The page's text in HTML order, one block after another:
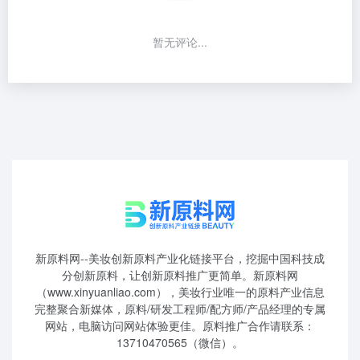
暂无评论...
新原料网--美妆创新原料产业化链接平台，挖掘中国科技成
分创新原料，让创新原料推广更简单。新原料网
（www.xinyuanliao.com），美妆行业唯一的原料产业信息
完整聚合新媒体，原料/研发工程师/配方师/产品经理的专属
网站，电脑访问网站体验更佳。原料推广合作请联系：
13710470565（微信）。